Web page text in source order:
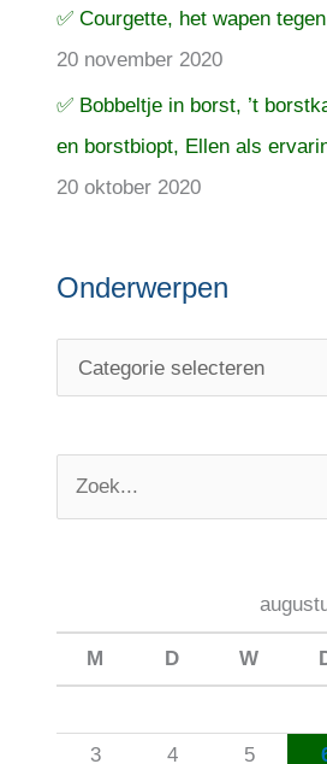
✅ Courgette, het wapen
20 november 2020
✅ Bobbeltje in borst, ’t
en borstbiopt, Ellen als
20 oktober 2020
Onderwerpen
a
M D W
3
4 5